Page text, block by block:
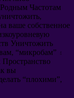
Частотам
,
ваше собственное
Уничтожить
, “микробам” ۽
Пространство
вы
“плохими”,